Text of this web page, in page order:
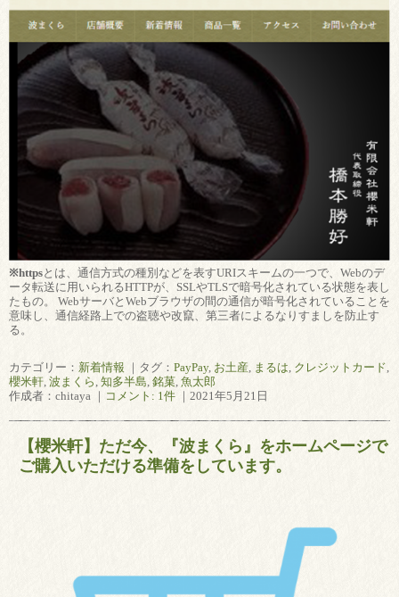
※httpsとは、通信方式の種別などを表すURIスキームの一つで、Webのデ
ータ転送に用いられるHTTPが、SSLやTLSで暗号化されている状態を表し
たもの。 WebサーバとWebブラウザの間の通信が暗号化されていることを
意味し、通信経路上での盗聴や改竄、第三者によるなりすましを防止す
る。
カテゴリー： 新着情報 ｜タグ： PayPay, お土産 まるは クレジットカード
櫻米軒 波まくら 知多半島 銘菓 魚太郎
作成者：chitaya ｜ コメント: 1件 ｜2021年5月21日
【櫻米軒】ただ今、『波まくら』をホームページで
ご購入いただける準備をしています。